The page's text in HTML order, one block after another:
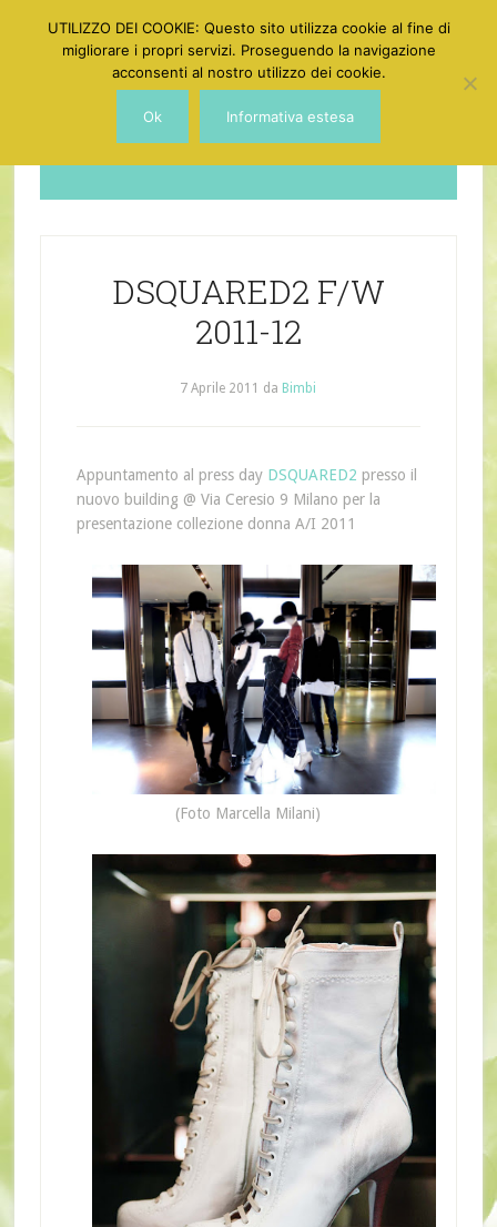
Dotgirl
DSQUARED2 F/W
2011-12
7 Aprile 2011 da Bimbi
Appuntamento al press day DSQUARED2 presso il
nuovo building @ Via Ceresio 9 Milano per la
presentazione collezione donna A/I 2011
(Foto Marcella Milani)
UTILIZZO DEI COOKIE: Questo sito utilizza cookie al fine di
migliorare i propri servizi. Proseguendo la navigazione
acconsenti al nostro utilizzo dei cookie.
Ok Informativa estesa